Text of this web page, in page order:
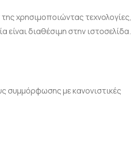
χρησιμοποιώντας τεχνολογίες,
διαθέσιμη στην ιστοσελίδα.
συμμόρφωσης με κανονιστικές